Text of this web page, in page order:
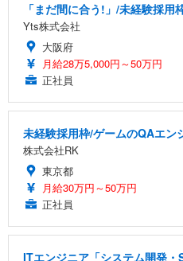
「まだ間に合う!」/未経験採
Yts株式会社
大阪府
月給28万5,000円～50万円
正社員
未経験採用枠/ゲームのQAエン
株式会社RK
東京都
月給30万円～50万円
正社員
ITエンジニア「システム開発